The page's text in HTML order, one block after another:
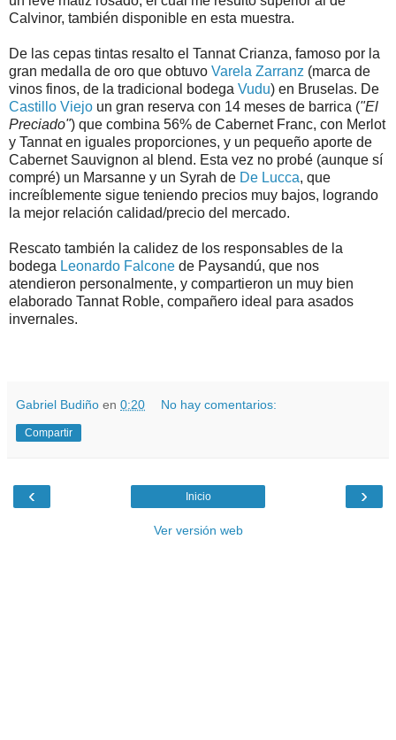
Calvinor, también disponible en esta muestra.
De las cepas tintas resalto el Tannat Crianza, famoso por la
gran medalla de oro que obtuvo Varela Zarranz (marca de
vinos finos, de la tradicional bodega Vudu) en Bruselas. De
Castillo Viejo un gran reserva con 14 meses de barrica ("El
Preciado") que combina 56% de Cabernet Franc, con Merlot
y Tannat en iguales proporciones, y un pequeño aporte de
Cabernet Sauvignon al blend. Esta vez no probé (aunque sí
compré) un Marsanne y un Syrah de De Lucca, que
increíblemente sigue teniendo precios muy bajos, logrando
la mejor relación calidad/precio del mercado.
Rescato también la calidez de los responsables de la
bodega Leonardo Falcone de Paysandú, que nos
atendieron personalmente, y compartieron un muy bien
elaborado Tannat Roble, compañero ideal para asados
invernales.
Gabriel Budiño en 0:20 No hay comentarios:
Compartir
‹ ›
Inicio
Ver versión web